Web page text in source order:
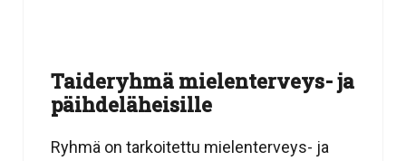
Taideryhmä mielenterveys- ja
päihdeläheisille
Ryhmä on tarkoitettu mielenterveys- ja